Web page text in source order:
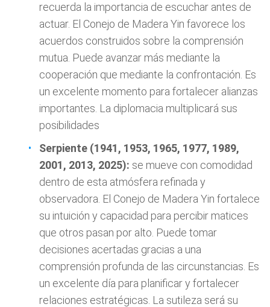
recuerda la importancia de escuchar antes de
actuar. El Conejo de Madera Yin favorece los
acuerdos construidos sobre la comprensión
mutua. Puede avanzar más mediante la
cooperación que mediante la confrontación. Es
un excelente momento para fortalecer alianzas
importantes. La diplomacia multiplicará sus
posibilidades
Serpiente (1941, 1953, 1965, 1977, 1989,
2001, 2013, 2025): se mueve con comodidad
dentro de esta atmósfera refinada y
observadora. El Conejo de Madera Yin fortalece
su intuición y capacidad para percibir matices
que otros pasan por alto. Puede tomar
decisiones acertadas gracias a una
comprensión profunda de las circunstancias. Es
un excelente día para planificar y fortalecer
relaciones estratégicas. La sutileza será su